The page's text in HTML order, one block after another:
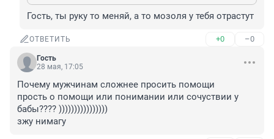
Гость, ты руку то меняй, а то мозоля у тебя отрастут
ОТВЕТИТЬ +0 –0
Гость
28 мая, 17:05
Почему мужчинам сложнее просить помощи
прость о помощи или понимании или сочуствии у
бабы???? ))))))))))))))))
зжу нимагу